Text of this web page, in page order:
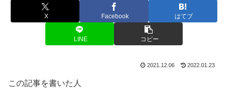
X Facebook はてブ
LINE コピー
2021.12.06 2022.01.23
この記事を書いた人